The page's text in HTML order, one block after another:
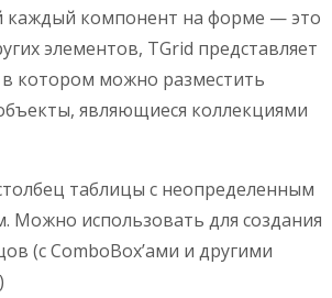
каждый компонент на форме — это
элементов, TGrid представляет
котором можно разместить
являющиеся коллекциями
таблицы с неопределенным
Можно использовать для создания
(с ComboBox’ами и другими